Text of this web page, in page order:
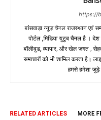
https://
बांसवाड़ा न्यूज़ चैनल राजस्थान एवं
पोर्टल ,मिडिया युटुब चैनल है ।
बॉलीवुड, व्यापार, और खेल जगत ,
समाचारों को भी शामिल करता है।
हमसे हमेशा जुड़े
RELATED ARTICLES MORE